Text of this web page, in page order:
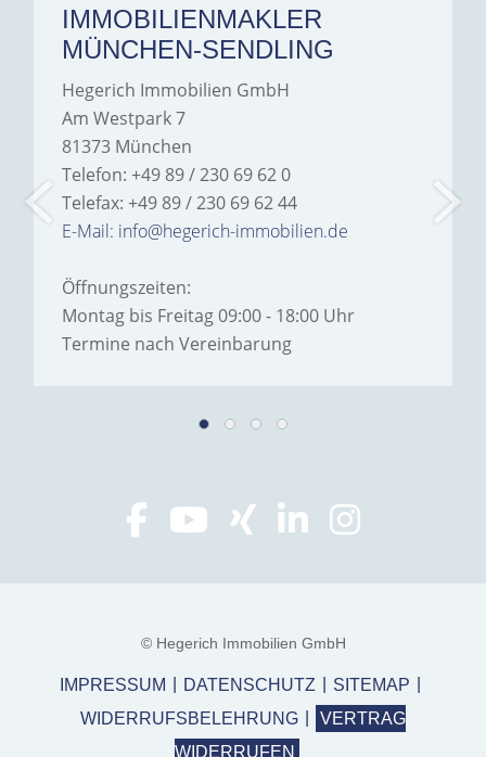
IMMOBILIENMAKLER
MÜNCHEN-SENDLING
Hegerich Immobilien GmbH
Am Westpark 7
81373 München
Telefon: +49 89 / 230 69 62 0
Telefax: +49 89 / 230 69 62 44
E-Mail: info@hegerich-immobilien.de
Öffnungszeiten:
Montag bis Freitag 09:00 - 18:00 Uhr
Termine nach Vereinbarung
© Hegerich Immobilien GmbH
IMPRESSUM DATENSCHUTZ
SITEMAP
WIDERRUFSBELEHRUNG
VERTRAG
WIDERRUFEN